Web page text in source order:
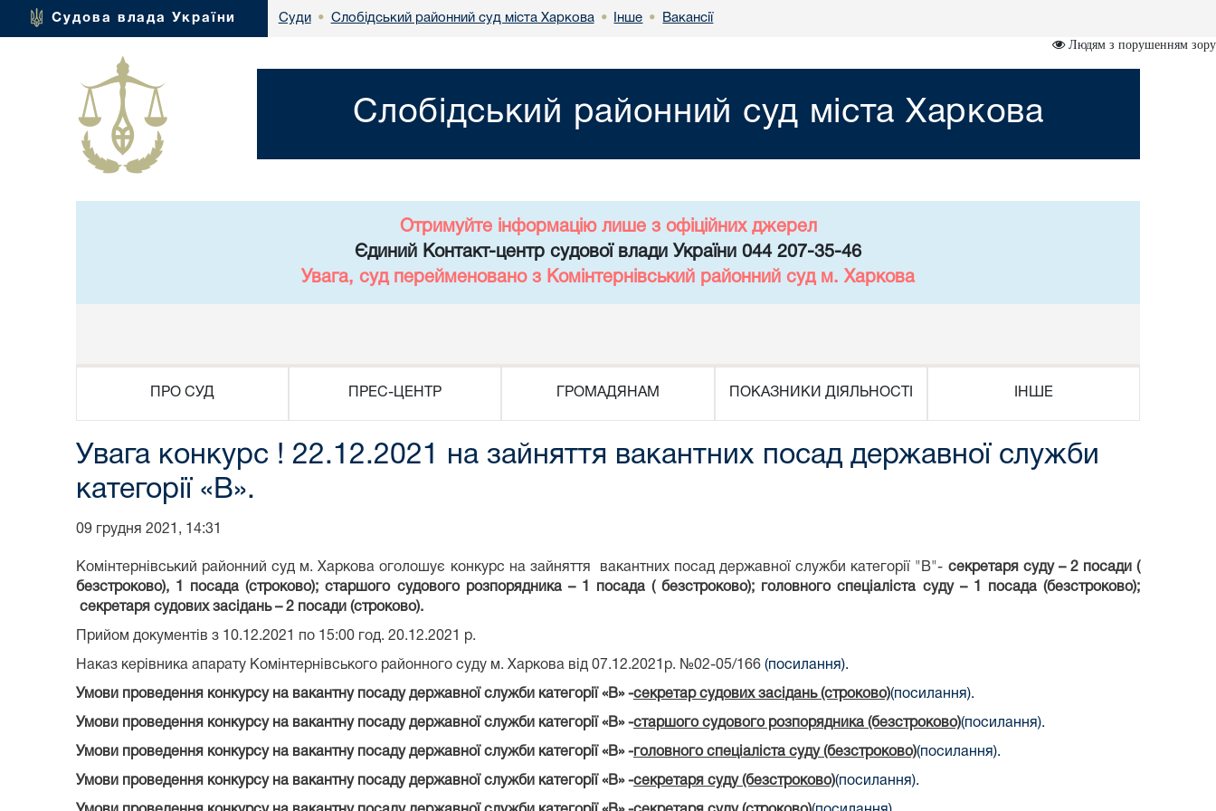
Судова влада України Суди • Слобідський районний суд міста Харкова • Інше • Вакансії
Людям з порушенням зору
Слобідський районний суд міста Харкова
Отримуйте інформацію лише з офіційних джерел
Єдиний Контакт-центр судової влади України 044 207-35-46
Увага, суд перейменовано з Комінтернівський районний суд м. Харкова
ПРО СУД ПРЕС-ЦЕНТР ГРОМАДЯНАМ ПОКАЗНИКИ ДІЯЛЬНОСТІ ІНШЕ
Увага конкурс ! 22.12.2021 на зайняття вакантних посад державної служби
категорії «В».
09 грудня 2021, 14:31
Комінтернівський районний суд м. Харкова оголошує конкурс на зайняття вакантних посад державної служби категорії "В"- секретаря суду – 2 посади (
безстроково), 1 посада (строково); старшого судового розпорядника – 1 посада ( безстроково); головного спеціаліста суду – 1 посада (безстроково);
секретаря судових засідань – 2 посади (строково).
Прийом документів з 10.12.2021 по 15:00 год. 20.12.2021 р.
Наказ керівника апарату Комінтернівського районного суду м. Харкова від 07.12.2021р. №02-05/166 (посилання).
Умови проведення конкурсу на вакантну посаду державної служби категорії «В» -секретар судових засідань (строково)(посилання).
Умови проведення конкурсу на вакантну посаду державної служби категорії «В» -старшого судового розпорядника (безстроково)(посилання).
Умови проведення конкурсу на вакантну посаду державної служби категорії «В» -головного спеціаліста суду (безстроково)(посилання).
Умови проведення конкурсу на вакантну посаду державної служби категорії «В» -секретаря суду (безстроково)(посилання).